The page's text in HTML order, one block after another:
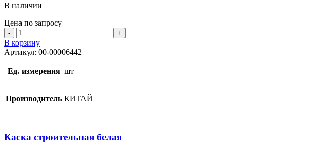
В наличии
Цена по запросу
Количество
товара
Жилет
сигнальный
оранжевый
(р-
54-
В корзину
Артикул: 00-00006442
Ед. измерения шт
Производитель КИТАЙ
Каска строительная белая